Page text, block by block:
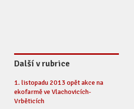
Další v rubrice
1. listopadu 2013 opět akce na
ekofarmě ve Vlachovicích-
Vrběticích